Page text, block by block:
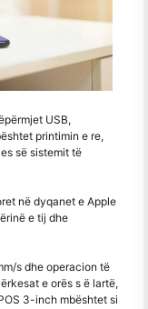
USB,
printimin e re,
së sistemit të
në dyqanet e Apple
e tij dhe
s dhe operacion të
e orës s ë lartë,
3-inch mbështet si